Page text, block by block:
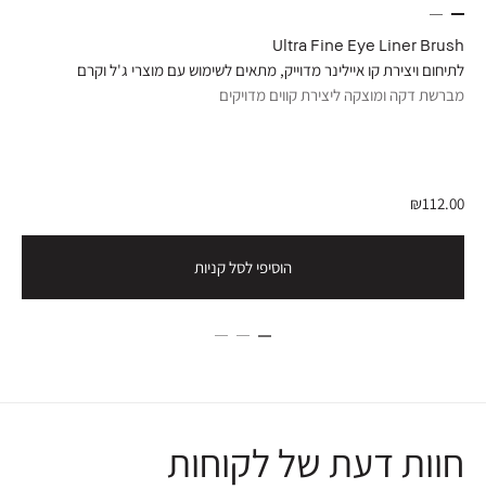
Ultra Fine Eye Liner Brush
לתיחום ויצירת קו איילינר מדוייק, מתאים לשימוש עם מוצרי ג'ל וקרם
מברשת דקה ומוצקה ליצירת קווים מדויקים
₪112.00
הוסיפי לסל קניות
חוות דעת של לקוחות